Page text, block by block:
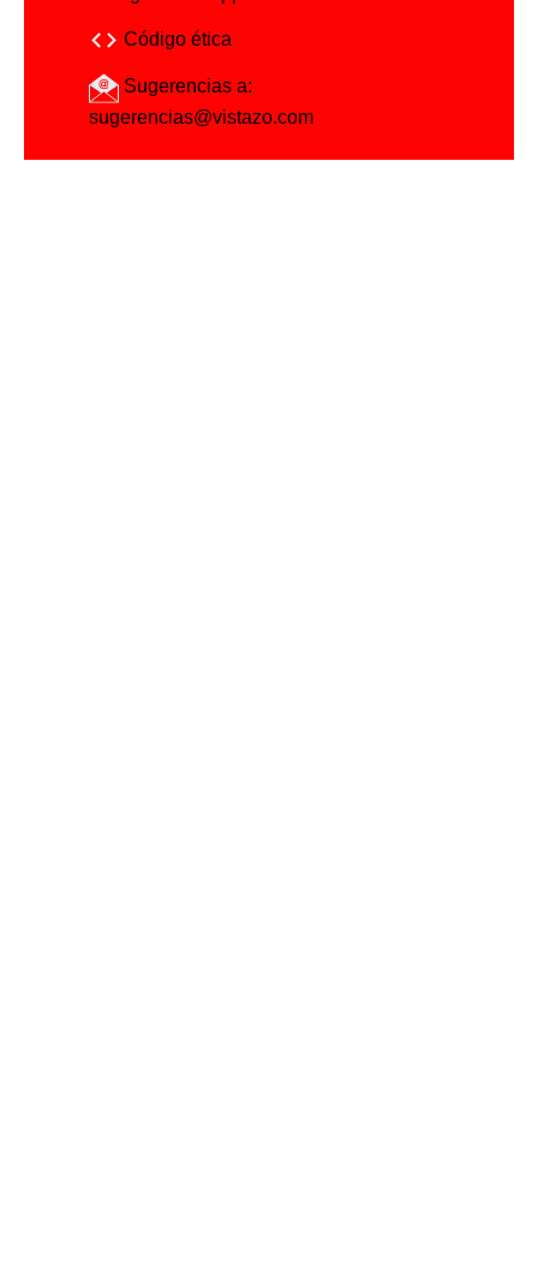
Código ética
Sugerencias a:
sugerencias@vistazo.com